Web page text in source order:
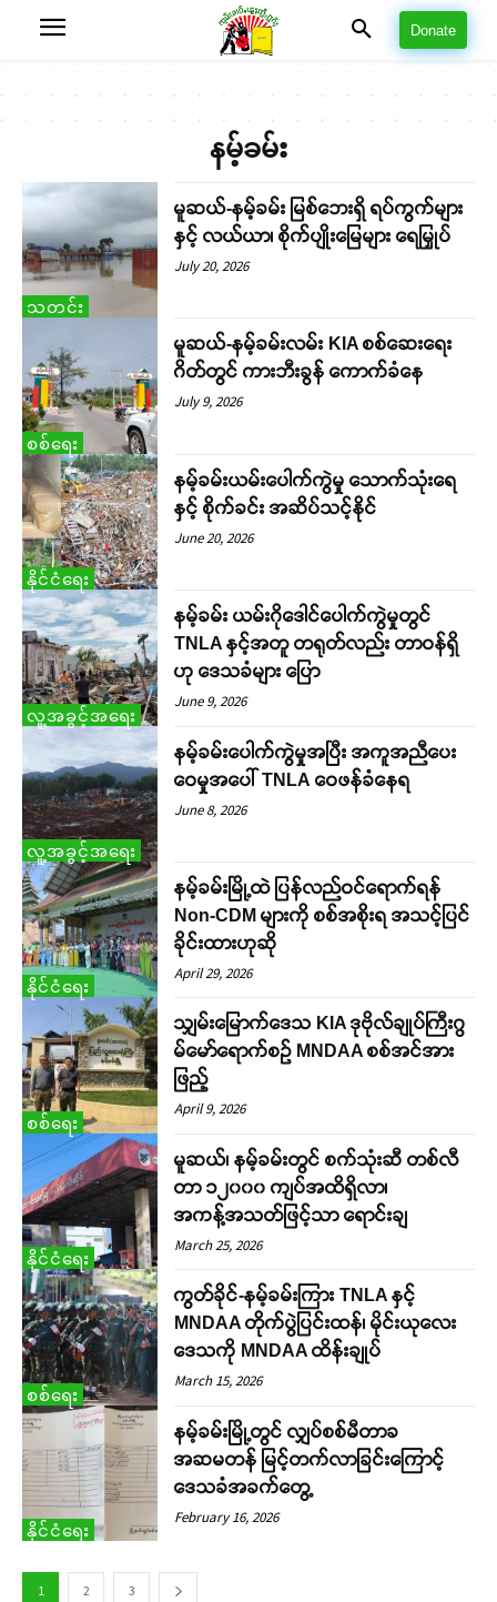
Donate
နမ့်ခမ်း
သတင်း
မူဆယ်-နမ့်ခမ်း မြစ်ဘေးရှိ ရပ်ကွက်များ
နှင့် လယ်ယာ၊ စိုက်ပျိုးမြေများ ရေမြှုပ်
July 20, 2026
စစ်ရေး
မူဆယ်-နမ့်ခမ်းလမ်း KIA စစ်ဆေးရေး
ဂိတ်တွင် ကားဘီးခွန် ကောက်ခံနေ
July 9, 2026
နိုင်ငံရေး
နမ့်ခမ်းယမ်းပေါက်ကွဲမှု သောက်သုံးရေ
နှင့် စိုက်ခင်း အဆိပ်သင့်နိုင်
June 20, 2026
လူ့အခွင့်အရေး
နမ့်ခမ်း ယမ်းဂိုဒေါင်ပေါက်ကွဲမှုတွင်
TNLA နှင့်အတူ တရုတ်လည်း တာဝန်ရှိ
ဟု ဒေသခံများ ပြော
June 9, 2026
လူ့အခွင့်အရေး
နမ့်ခမ်းပေါက်ကွဲမှုအပြီး အကူအညီပေး
ဝေမှုအပေါ် TNLA ဝေဖန်ခံနေရ
June 8, 2026
နိုင်ငံရေး
နမ့်ခမ်းမြို့ထဲ ပြန်လည်ဝင်ရောက်ရန်
Non-CDM များကို စစ်အစိုးရ အသင့်ပြင်
ခိုင်းထားဟုဆို
April 29, 2026
စစ်ရေး
သျှမ်းမြောက်ဒေသ KIA ဒုဗိုလ်ချုပ်ကြီးဂွ
မ်မော်ရောက်စဉ် MNDAA စစ်အင်အား
ဖြည့်
April 9, 2026
နိုင်ငံရေး
မူဆယ်၊ နမ့်ခမ်းတွင် စက်သုံးဆီ တစ်လီ
တာ ၁၂၀၀၀ ကျပ်အထိရှိလာ၊
အကန့်အသတ်ဖြင့်သာ‌ ရောင်းချ
March 25, 2026
စစ်ရေး
ကွတ်ခိုင်-နမ့်ခမ်းကြား TNLA နှင့်
MNDAA တိုက်ပွဲပြင်းထန်၊ မိုင်းယုလေး
ဒေသကို MNDAA ထိန်းချုပ်
March 15, 2026
နိုင်ငံရေး
နမ့်ခမ်းမြို့တွင် လျှပ်စစ်မီတာခ
အဆမတန် မြင့်တက်လာခြင်းကြောင့်
ဒေသခံအခက်တွေ့
February 16, 2026
1 2 3